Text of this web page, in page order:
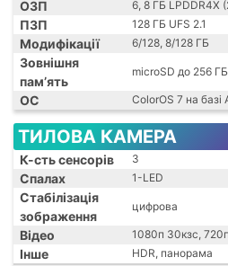
ОЗП 6, 8 ГБ LPDDR4X
ПЗП 128 ГБ UFS 2.1
Модифікації 6/128, 8/128 ГБ
Зовнішня
пам’ять
microSD до 256 ГБ
ОС ColorOS 7 на базі
ТИЛОВА КАМЕРА
К-сть сенсорів 3
Спалах 1-LED
Стабілізація
зображення
цифрова
Відео 1080п 30кзс,
Інше HDR, панорама